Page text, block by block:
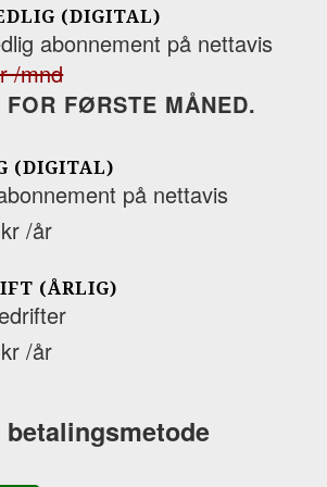
(DIGITAL)
abonnement på nettavis
/mnd
1 KR FOR FØRSTE MÅNED.
(DIGITAL)
på nettavis
/år
(ÅRLIG)
/år
betalingsmetode